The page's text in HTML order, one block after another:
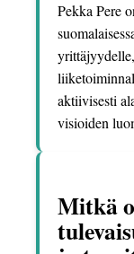
Pekka Pere
aktiivisesti
visioiden
Mitkä